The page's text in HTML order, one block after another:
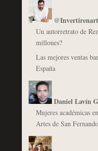
Un autorretrato de
millones?
Las mejores ventas
España
Daniel Lavín
Mujeres académicas
Artes de San Fernando